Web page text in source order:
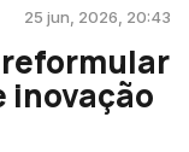
25 jun, 2026, 20:43
reformular
inovação